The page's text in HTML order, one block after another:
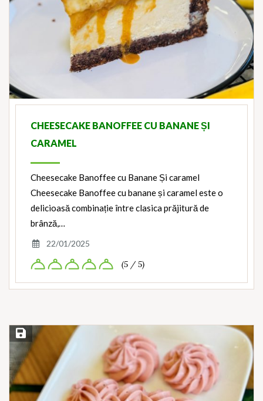
CHEESECAKE BANOFFEE CU BANANE ȘI
CARAMEL
Cheesecake Banoffee cu Banane Și caramel
Cheesecake Banoffee cu banane și caramel este o
delicioasă combinație între clasica prăjitură de
brânză,…
22/01/2025
(5 / 5)
Save Recipe